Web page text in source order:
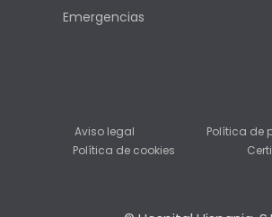
Emergencias
Aviso legal
Política de
Política de cookies